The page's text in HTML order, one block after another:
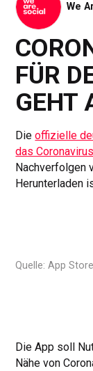
We
FÜR
GEHT
Dieoffizielle
das Coronavirus
Nachverfolgen
Herunterladen
Quelle: App
Die App soll
Nähe von